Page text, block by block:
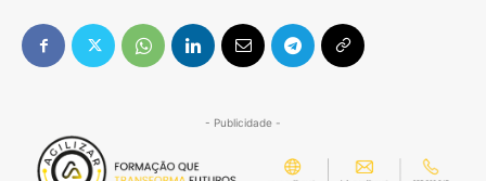
- Publicidade -